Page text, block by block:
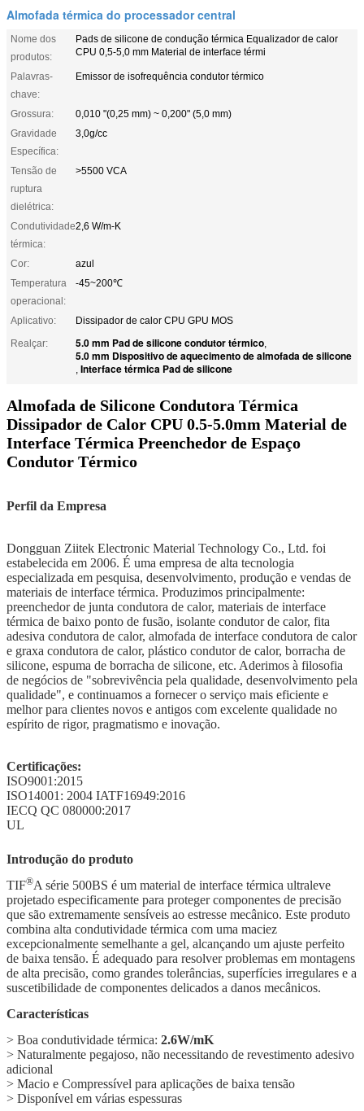
Almofada térmica do processador central
Nome dos
produtos:
Pads de silicone de condução térmica Equalizador de calor
CPU 0,5-5,0 mm Material de interface térmi
Palavras-
chave:
Emissor de isofrequência condutor térmico
Grossura:
0,010 "(0,25 mm) ~ 0,200" (5,0 mm)
Gravidade
Específica:
3,0g/cc
Tensão de
ruptura
dielétrica:
>5500 VCA
Condutividade
térmica:
2,6 W/m-K
Cor:
azul
Temperatura
operacional:
-45~200℃
Aplicativo:
Dissipador de calor CPU GPU MOS
Realçar:
5.0 mm Pad de silicone condutor térmico,
5.0 mm Dispositivo de aquecimento de almofada de silicone
, Interface térmica Pad de silicone
Almofada de Silicone Condutora Térmica
Dissipador de Calor CPU 0.5-5.0mm Material de
Interface Térmica Preenchedor de Espaço
Condutor Térmico
Perfil da Empresa
Dongguan Ziitek Electronic Material Technology Co., Ltd. foi
estabelecida em 2006. É uma empresa de alta tecnologia
especializada em pesquisa, desenvolvimento, produção e vendas de
materiais de interface térmica. Produzimos principalmente:
preenchedor de junta condutora de calor, materiais de interface
térmica de baixo ponto de fusão, isolante condutor de calor, fita
adesiva condutora de calor, almofada de interface condutora de calor
e graxa condutora de calor, plástico condutor de calor, borracha de
silicone, espuma de borracha de silicone, etc. Aderimos à filosofia
de negócios de "sobrevivência pela qualidade, desenvolvimento pela
qualidade", e continuamos a fornecer o serviço mais eficiente e
melhor para clientes novos e antigos com excelente qualidade no
espírito de rigor, pragmatismo e inovação.
Certificações:
ISO9001:2015
ISO14001: 2004 IATF16949:2016
IECQ QC 080000:2017
UL
Introdução do produto
TIF®A série 500BS é um material de interface térmica ultraleve
projetado especificamente para proteger componentes de precisão
que são extremamente sensíveis ao estresse mecânico. Este produto
combina alta condutividade térmica com uma maciez
excepcionalmente semelhante a gel, alcançando um ajuste perfeito
de baixa tensão. É adequado para resolver problemas em montagens
de alta precisão, como grandes tolerâncias, superfícies irregulares e a
suscetibilidade de componentes delicados a danos mecânicos.
Características
> Boa condutividade térmica: 2.6W/mK
> Naturalmente pegajoso, não necessitando de revestimento adesivo
adicional
> Macio e Compressível para aplicações de baixa tensão
> Disponível em várias espessuras